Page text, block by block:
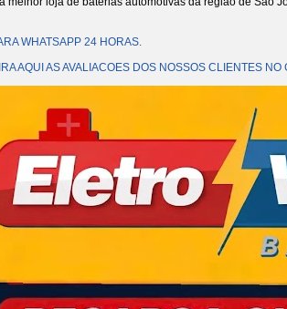
WHATSAPP 24 HORAS.
AQUI AS AVALIACOES DOS NOSSOS CLIENTES NO